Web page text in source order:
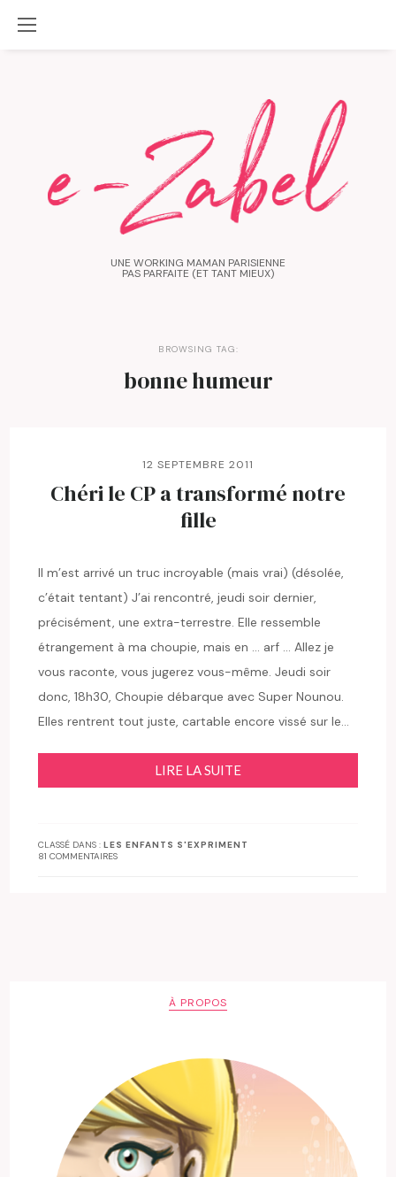
UNE WORKING MAMAN PARISIENNE
PAS PARFAITE (ET TANT MIEUX)
BROWSING TAG:
bonne humeur
12 SEPTEMBRE 2011
Chéri le CP a transformé notre
fille
Il m’est arrivé un truc incroyable (mais vrai) (désolée,
c’était tentant) J’ai rencontré, jeudi soir dernier,
précisément, une extra-terrestre. Elle ressemble
étrangement à ma choupie, mais en … arf … Allez je
vous raconte, vous jugerez vous-même. Jeudi soir
donc, 18h30, Choupie débarque avec Super Nounou.
Elles rentrent tout juste, cartable encore vissé sur le…
LIRE LA SUITE
CLASSÉ DANS :LES ENFANTS S'EXPRIMENT
81 COMMENTAIRES
À PROPOS